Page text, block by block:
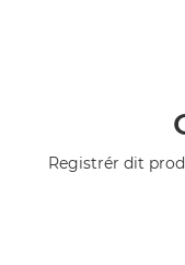
Registrér dit